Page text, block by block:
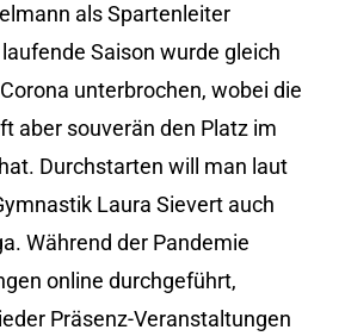
als Spartenleiter
Saison wurde gleich
unterbrochen, wobei die
aber souverän den Platz im
Durchstarten will man laut
Laura Sievert auch
Während der Pandemie
online durchgeführt,
Präsenz-Veranstaltungen